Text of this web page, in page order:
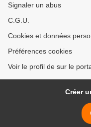
Signaler un abus
C.G.U.
Cookies et données
Préférences cookies
Voir le profil de sur le
Créer